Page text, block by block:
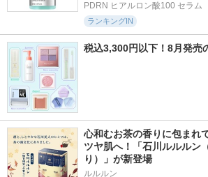
PDRN ヒアルロン酸100 セラム
ランキングIN
税込3,300円以下！8月発売
心和むお茶の香りに包まれ
ツヤ肌へ！「石川ルルルン
り）」が新登場